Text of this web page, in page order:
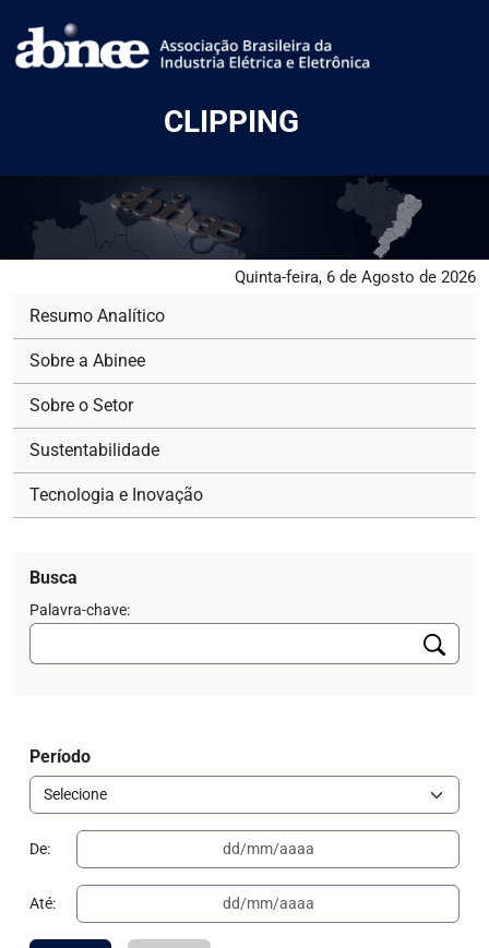
CLIPPING
Quinta-feira, 6 de Agosto de 2026
Resumo Analítico
Sobre a Abinee
Sobre o Setor
Sustentabilidade
Tecnologia e Inovação
Busca
Palavra-chave:
Período
De:
Até: